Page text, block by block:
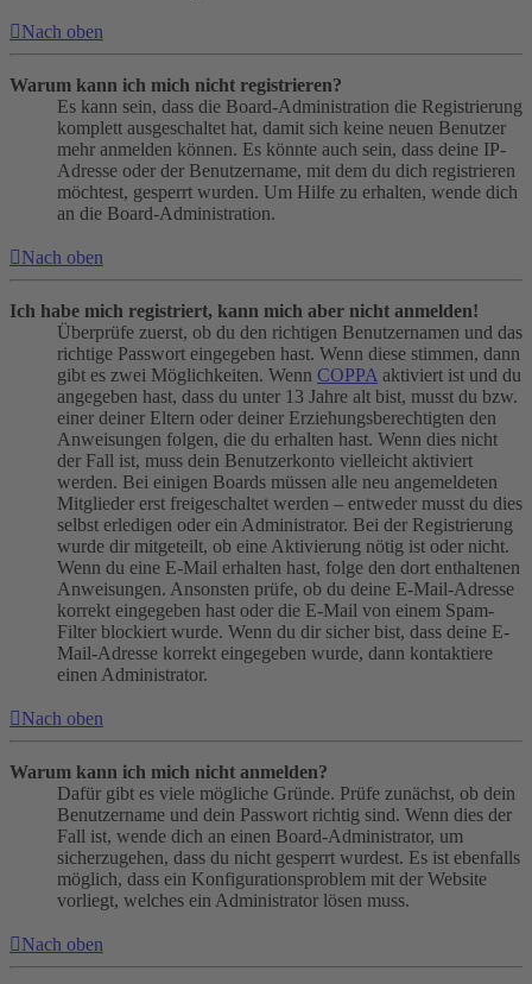
Nach oben
Warum kann ich mich nicht registrieren?
Es kann sein, dass die Board-Administration die Registrierung
komplett ausgeschaltet hat, damit sich keine neuen Benutzer
mehr anmelden können. Es könnte auch sein, dass deine IP-
Adresse oder der Benutzername, mit dem du dich registrieren
möchtest, gesperrt wurden. Um Hilfe zu erhalten, wende dich
an die Board-Administration.
Nach oben
Ich habe mich registriert, kann mich aber nicht anmelden!
Überprüfe zuerst, ob du den richtigen Benutzernamen und das
richtige Passwort eingegeben hast. Wenn diese stimmen, dann
gibt es zwei Möglichkeiten. Wenn COPPA aktiviert ist und du
angegeben hast, dass du unter 13 Jahre alt bist, musst du bzw.
einer deiner Eltern oder deiner Erziehungsberechtigten den
Anweisungen folgen, die du erhalten hast. Wenn dies nicht
der Fall ist, muss dein Benutzerkonto vielleicht aktiviert
werden. Bei einigen Boards müssen alle neu angemeldeten
Mitglieder erst freigeschaltet werden – entweder musst du dies
selbst erledigen oder ein Administrator. Bei der Registrierung
wurde dir mitgeteilt, ob eine Aktivierung nötig ist oder nicht.
Wenn du eine E-Mail erhalten hast, folge den dort enthaltenen
Anweisungen. Ansonsten prüfe, ob du deine E-Mail-Adresse
korrekt eingegeben hast oder die E-Mail von einem Spam-
Filter blockiert wurde. Wenn du dir sicher bist, dass deine E-
Mail-Adresse korrekt eingegeben wurde, dann kontaktiere
einen Administrator.
Nach oben
Warum kann ich mich nicht anmelden?
Dafür gibt es viele mögliche Gründe. Prüfe zunächst, ob dein
Benutzername und dein Passwort richtig sind. Wenn dies der
Fall ist, wende dich an einen Board-Administrator, um
sicherzugehen, dass du nicht gesperrt wurdest. Es ist ebenfalls
möglich, dass ein Konfigurationsproblem mit der Website
vorliegt, welches ein Administrator lösen muss.
Nach oben